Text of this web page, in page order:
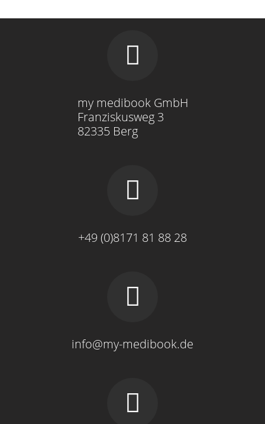
my medibook GmbH
Franziskusweg 3
82335 Berg
+49 (0)8171 81 88 28
info@my-medibook.de